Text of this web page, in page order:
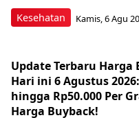
Kesehatan Kamis, 6 Agu
Update Terbaru Harga
Hari ini 6 Agustus
hingga Rp50.000 Per
Harga Buyback!